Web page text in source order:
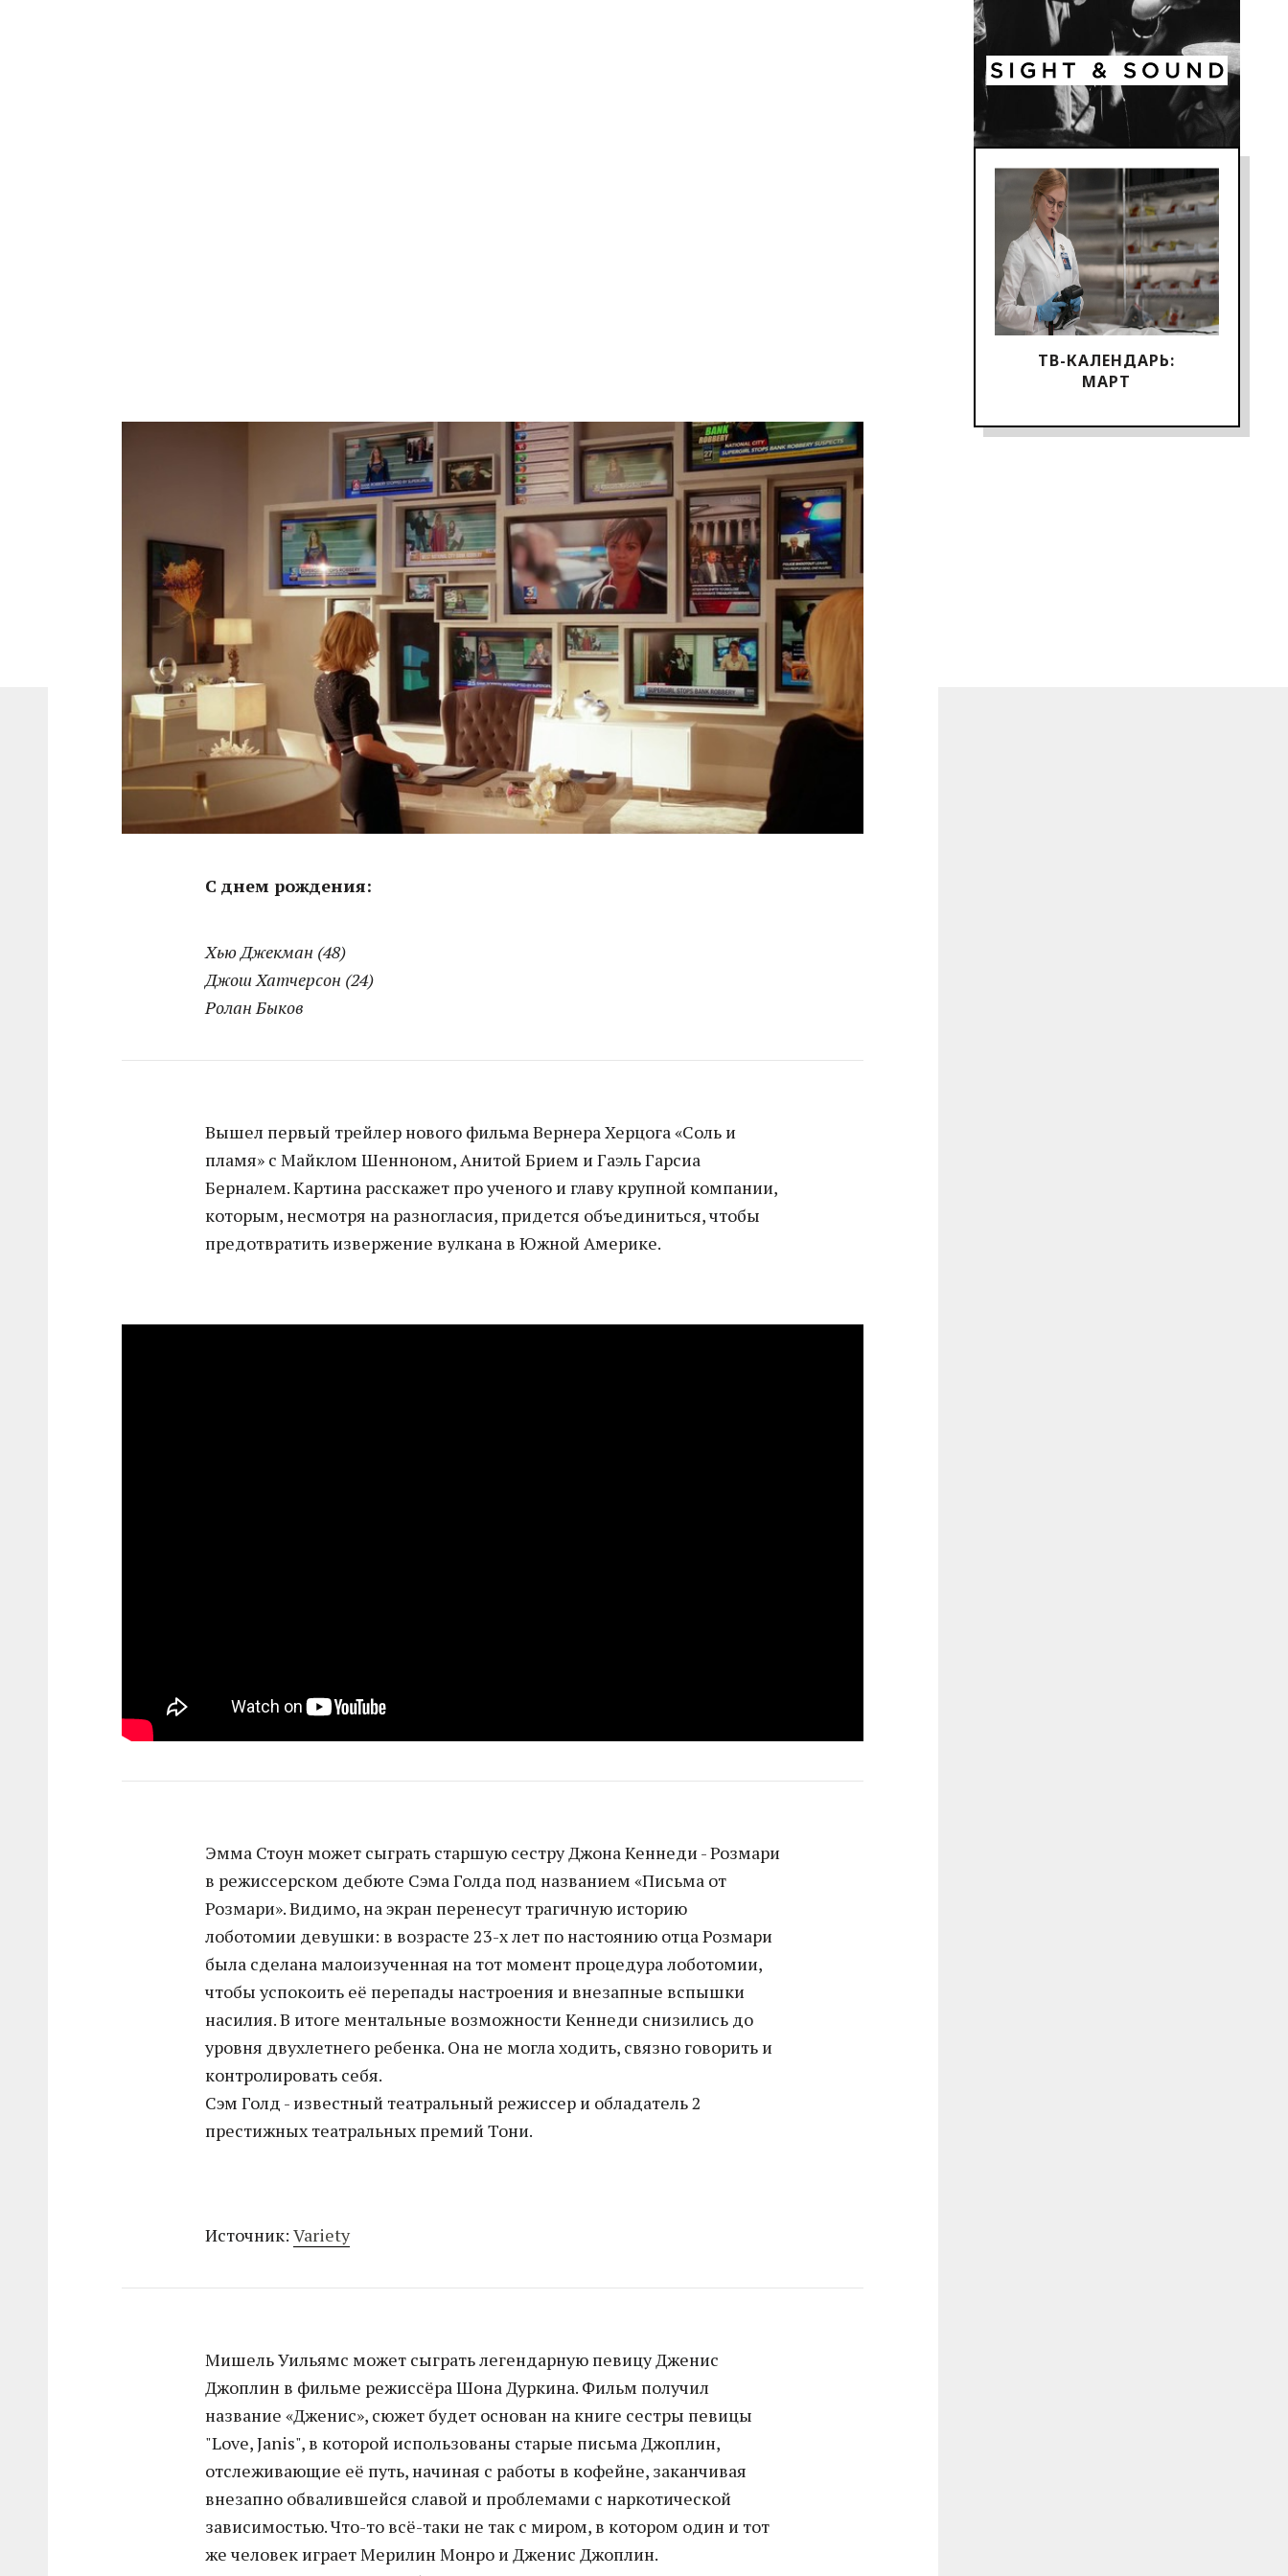
ТВ-КАЛЕНДАРЬ:
МАРТ
С днем рождения:
Хью Джекман (48)
Джош Хатчерсон (24)
Ролан Быков
Вышел первый трейлер нового фильма Вернера Херцога «Соль и
пламя» с Майклом Шенноном, Анитой Брием и Гаэль Гарсиа
Берналем. Картина расскажет про ученого и главу крупной компании,
которым, несмотря на разногласия, придется объединиться, чтобы
предотвратить извержение вулкана в Южной Америке.
Эмма Стоун может сыграть старшую сестру Джона Кеннеди - Розмари
в режиссерском дебюте Сэма Голда под названием «Письма от
Розмари». Видимо, на экран перенесут трагичную историю
лоботомии девушки: в возрасте 23-х лет по настоянию отца Розмари
была сделана малоизученная на тот момент процедура лоботомии,
чтобы успокоить её перепады настроения и внезапные вспышки
насилия. В итоге ментальные возможности Кеннеди снизились до
уровня двухлетнего ребенка. Она не могла ходить, связно говорить и
контролировать себя.
Сэм Голд - известный театральный режиссер и обладатель 2
престижных театральных премий Тони.
Источник:Variety
Мишель Уильямс может сыграть легендарную певицу Дженис
Джоплин в фильме режиссёра Шона Дуркина. Фильм получил
название «Дженис», сюжет будет основан на книге сестры певицы
"Love, Janis", в которой использованы старые письма Джоплин,
отслеживающие её путь, начиная с работы в кофейне, заканчивая
внезапно обвалившейся славой и проблемами с наркотической
зависимостью. Что-то всё-таки не так с миром, в котором один и тот
же человек играет Мерилин Монро и Дженис Джоплин.